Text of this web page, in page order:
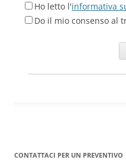
Ho letto l'informativa
Do il mio consenso al
CONTATTACI PER UN PREVENTIVO